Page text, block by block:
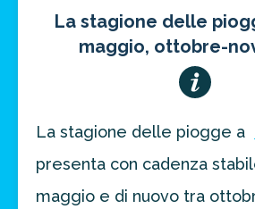
La stagione delle
maggio, ottobre-
La stagione delle piogge a
presenta con cadenza
maggio e di nuovo tra